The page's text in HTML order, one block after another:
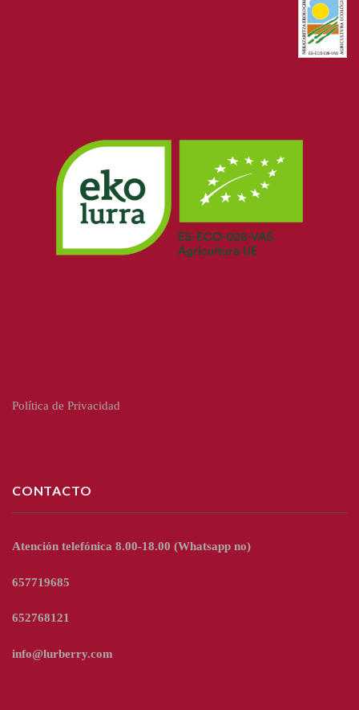
Política de Privacidad
CONTACTO
Atención telefónica 8.00-18.00 (Whatsapp no)
657719685
652768121
info@lurberry.com